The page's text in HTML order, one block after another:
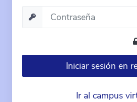
Iniciar sesión en
Ir al campus